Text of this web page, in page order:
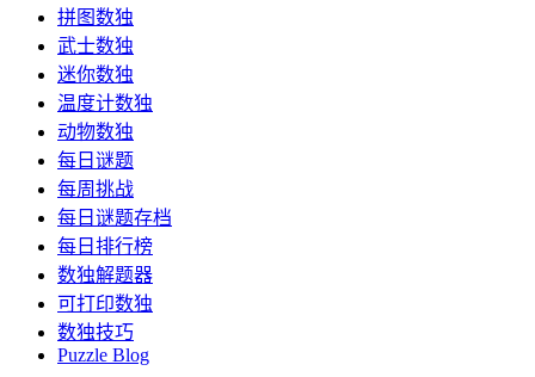
拼图数独
武士数独
迷你数独
温度计数独
动物数独
每日谜题
每周挑战
每日谜题存档
每日排行榜
数独解题器
可打印数独
数独技巧
Puzzle Blog